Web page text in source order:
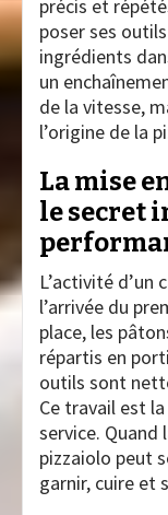
précis et
poser ses
ingrédients
un
de la vitesse,
l’origine de la
La mise
le secret
L’activité d’un
l’arrivée du
place, les
répartis en
outils sont
Ce travail est
service. Quand
pizzaiolo peut
garnir, cuire et